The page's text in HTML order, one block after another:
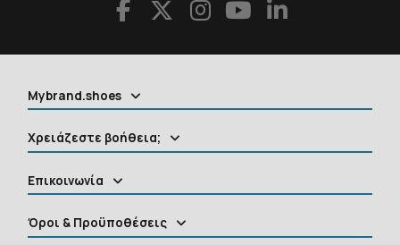
Mybrand.shoes
Χρειάζεστε βοήθεια;
Επικοινωνία
Όροι & Προϋποθέσεις